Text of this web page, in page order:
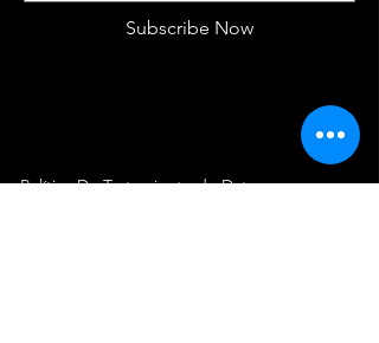
Subscribe Now
Política De Tratamiento de Datos